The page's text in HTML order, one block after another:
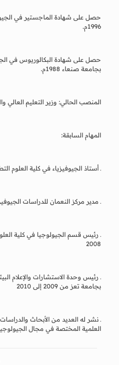
حصل على شهادة الماجستير في
1996م.
حصل على شهادة البكالوريوس في
بجامعة صنعاء 1988م.
المنصب الحالي: وزير التعليم العالي
المهام السابقة:
ـ أستاذ الجيوفيزياء في كلية العلوم
ـ مدير مركز النعمان للدراسات
2008
ـ رئيس وحدة الاستشارات والإعلام
بجامعة تعز من 2009 إلى 2010
ـ نشر له العديد من الأبحاث
العلمية المختصة في مجال